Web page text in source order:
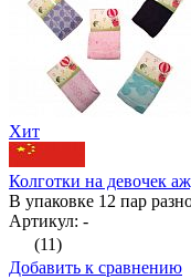
Хит
Колготки на девочек
В упаковке 12 пар
Артикул: -
(11)
Добавить к сравнению